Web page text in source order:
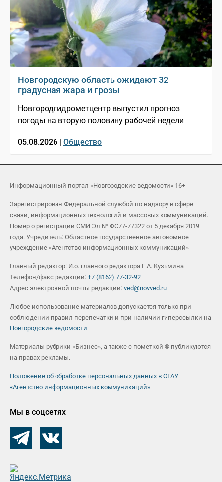
Новгородскую область ожидают 32-
градусная жара и грозы
Новгородгидрометцентр выпустил прогноз
погоды на вторую половину рабочей недели
05.08.2026 | Общество
Информационный портал «Новгородские ведомости» 16+
Зарегистрирован Федеральной службой по надзору в сфере
связи, информационных технологий и массовых коммуникаций.
Номер о регистрации СМИ Эл № ФС77-77322 от 5 декабря 2019
года. Учредитель: Областное государственное автономное
учреждение «Агентство информационных коммуникаций»
Главный редактор: И.о. главного редактора Е.А. Кузьмина
Телефон/факс редакции: +7 (8162) 77-32-92
Адрес электронной почты редакции: ved@novved.ru
Любое использование материалов допускается только при
соблюдении правил перепечатки и при наличии гиперссылки на
Новгородские ведомости
Материалы рубрики «Бизнес», а также с пометкой ® публикуются
на правах рекламы.
Положение об обработке персональных данных в ОГАУ
«Агентство информационных коммуникаций»
Мы в соцсетях